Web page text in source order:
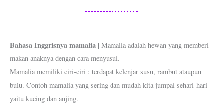
Bahasa Inggrisnya mamalia | Mamalia adalah hewan yang memberi
makan anaknya dengan cara menyusui.
Mamalia memiliki ciri-ciri : terdapat kelenjar susu, rambut ataupun
bulu. Contoh mamalia yang sering dan mudah kita jumpai sehari-hari
yaitu kucing dan anjing.